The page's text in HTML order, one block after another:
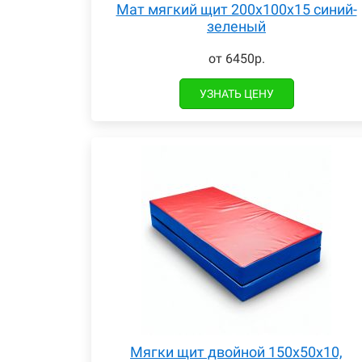
Мат мягкий щит 200х100х15 синий-
зеленый
от 6450р.
УЗНАТЬ ЦЕНУ
Мягки щит двойной 150х50х10,